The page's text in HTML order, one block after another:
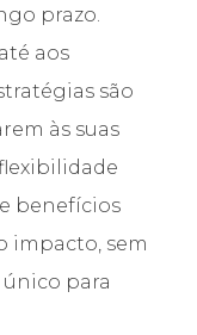
prazo.
aos
são
às suas
benefícios
impacto, sem
para